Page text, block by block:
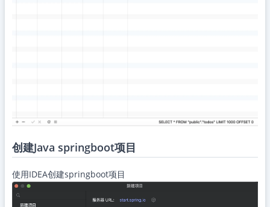
创建Java springboot项目
使用IDEA创建springboot项目